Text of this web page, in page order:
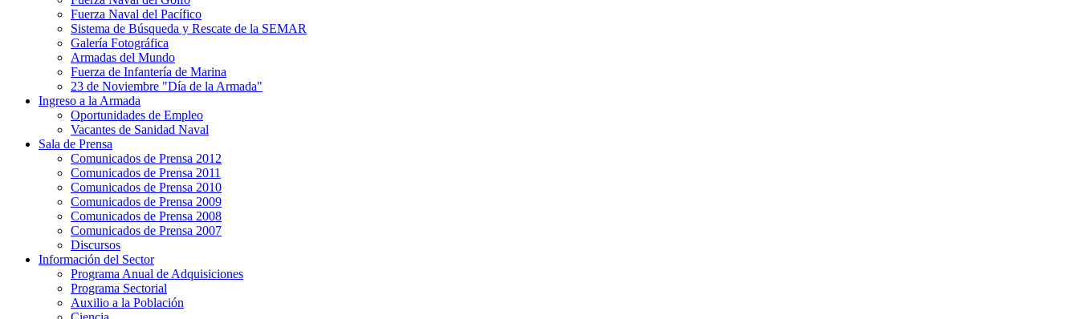
Fuerza Naval del Pacífico
Sistema de Búsqueda y Rescate de la SEMAR
Galería Fotográfica
Armadas del Mundo
Fuerza de Infantería de Marina
23 de Noviembre "Día de la Armada"
Ingreso a la Armada
Oportunidades de Empleo
Vacantes de Sanidad Naval
Sala de Prensa
Comunicados de Prensa 2012
Comunicados de Prensa 2011
Comunicados de Prensa 2010
Comunicados de Prensa 2009
Comunicados de Prensa 2008
Comunicados de Prensa 2007
Discursos
Información del Sector
Programa Anual de Adquisiciones
Programa Sectorial
Auxilio a la Población